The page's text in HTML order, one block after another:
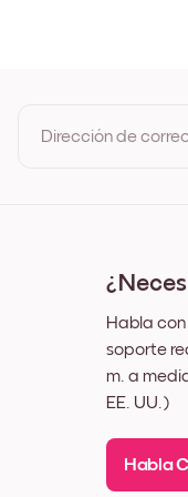
Dirección de
Habla
soporte
m. a
EE. UU.)
Habla